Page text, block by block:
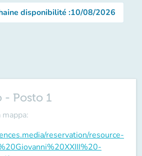
disponibilité :10/08/2026
- Posto 1
reservation/resource-